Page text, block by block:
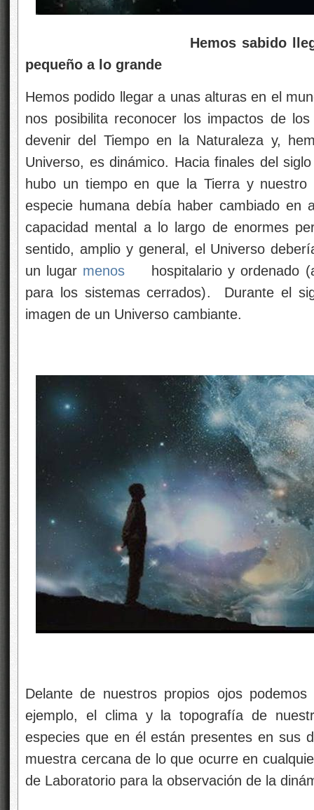
Hemos sabido
pequeño a lo grande
Hemos podido llegar a unas alturas en el
nos posibilita reconocer los impactos de
devenir del Tiempo en la Naturaleza y,
Universo, es dinámico. Hacia finales del
hubo un tiempo en que la Tierra y
especie humana debía haber cambiado en
capacidad mental a lo largo de enormes
sentido, amplio y general, el Universo
un lugar menos
hospitalario y ordenado
para los sistemas cerrados). Durante el
imagen de un Universo cambiante.
Delante de nuestros propios ojos
ejemplo, el clima y la topografía de
especies que en él están presentes en sus
muestra cercana de lo que ocurre en
de Laboratorio para la observación de la